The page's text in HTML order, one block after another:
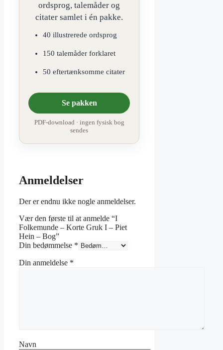
ordsprog, talemåder og
citater samlet i én pakke.
40 illustrerede ordsprog
150 talemåder forklaret
50 eftertænksomme citater
Se pakken
PDF-download · ingen fysisk bog
sendes
Anmeldelser
Der er endnu ikke nogle anmeldelser.
Vær den første til at anmelde “I
Folkemunde – Korte Gruk I – Piet
Hein – Bog”
Din bedømmelse *
Din anmeldelse *
Navn